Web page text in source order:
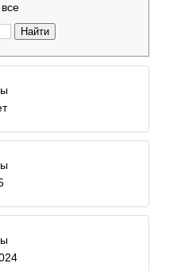
Найти